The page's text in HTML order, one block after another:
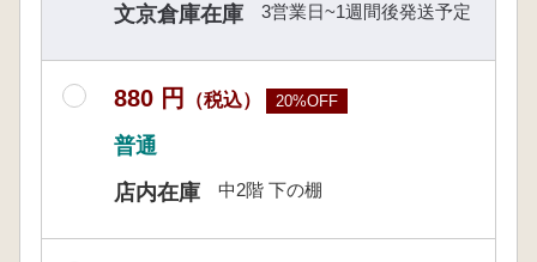
文京倉庫在庫
3営業日~1週間後発送予定
880 円 （税込） 20%OFF
普通
店内在庫
中2階 下の棚